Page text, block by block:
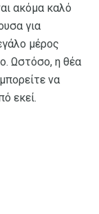
ακόμα καλό
για
μέρος
Ωστόσο, η θέα
να
εκεί.